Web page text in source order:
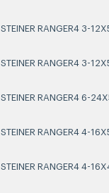
STEINER RANGER4 3-
STEINER RANGER4 3-
STEINER RANGER4 6-
STEINER RANGER4 4-
STEINER RANGER4 4-